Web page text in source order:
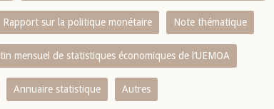
Rapport sur la politique monétaire Note thématique
mensuel de statistiques économiques de l‘UEMOA
Annuaire statistique Autres